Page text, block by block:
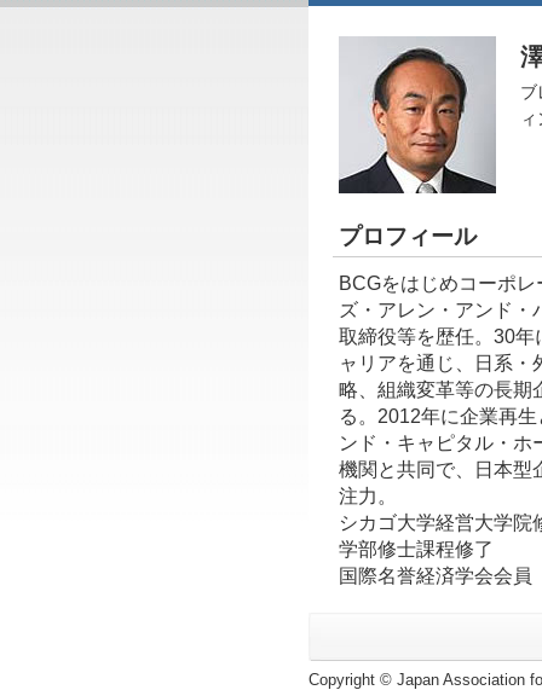
ブ
プロフィール
BCGをはじめコーポ
ズ・アレン・アンド・
取締役等を歴任。30
ャリアを通じ、日系・
略、組織変革等の長期
る。2012年に企業再
ンド・キャピタル・ホ
機関と共同で、日本型
注力。
シカゴ大学経営大学院
学部修士課程修了
国際名誉経済学会会員
Copyright © Japan Association